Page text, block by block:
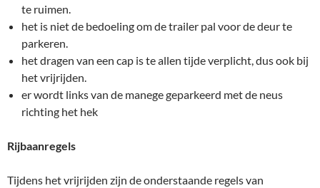
te ruimen.
het is niet de bedoeling om de trailer pal voor de deur te
parkeren.
het dragen van een cap is te allen tijde verplicht, dus ook bij
het vrijrijden.
er wordt links van de manege geparkeerd met de neus
richting het hek
Rijbaanregels
Tijdens het vrijrijden zijn de onderstaande regels van